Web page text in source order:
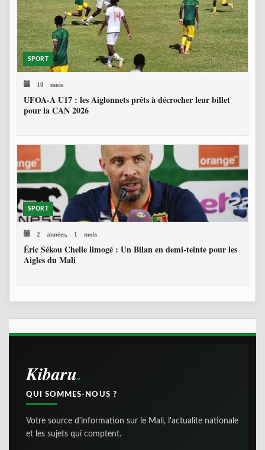
SPORT
10 mois
UFOA-A U17 : les Aiglonnets prêts à décrocher leur billet
pour la CAN 2026
SPORT
2 années, 1 mois
Éric Sékou Chelle limogé : Un Bilan en demi-teinte pour les
Aigles du Mali
Kibaru
QUI SOMMES-NOUS ?
Votre source d'information sur le Mali, l'actualite nationale
et les sujets qui comptent.